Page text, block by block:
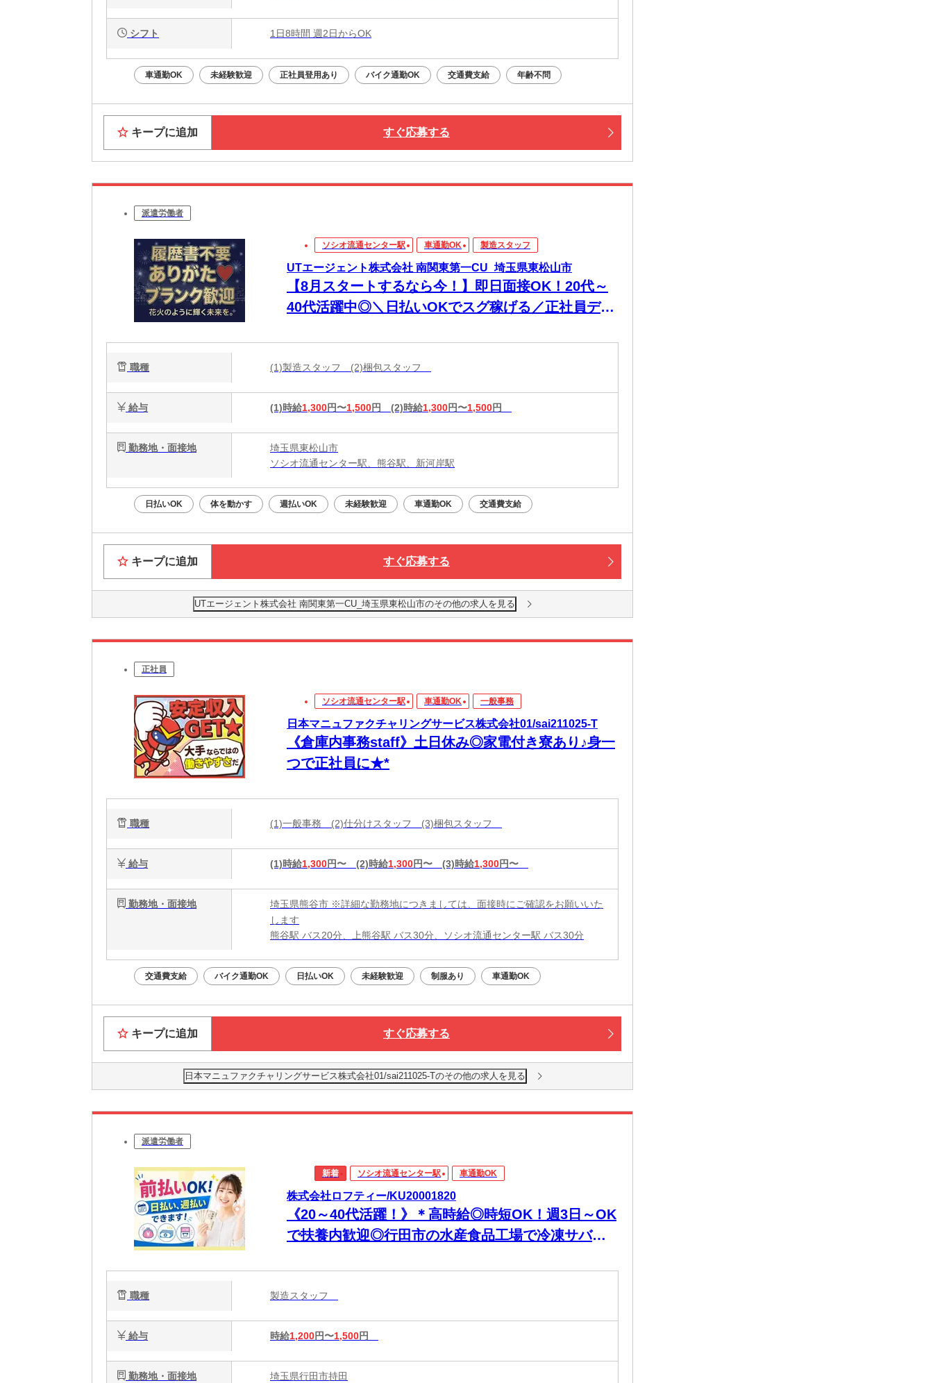
シフト 1日8時間 週2日からOK
車通勤OK 未経験歓迎 正社員登用あり バイク通勤OK 交通費支給 年齢不問
キープに追加 すぐ応募する
派遣労働者
ソシオ流通センター駅 車通勤OK 製造スタッフ
UTエージェント株式会社 南関東第一CU_埼玉県東松山市
【8月スタートするなら今！】即日面接OK！20代～
40代活躍中◎＼日払いOKでスグ稼げる／正社員デビ
職種 (1)製造スタッフ (2)梱包スタッフ
給与 (1)時給1,300円〜1,500円 (2)時給1,300円〜1,500円
勤務地・面接地
埼玉県東松山市
ソシオ流通センター駅、熊谷駅、新河岸駅
日払いOK 体を動かす 週払いOK 未経験歓迎 車通勤OK 交通費支給
キープに追加 すぐ応募する
UTエージェント株式会社 南関東第一CU_埼玉県東松山市のその他の求人を見る
正社員
ソシオ流通センター駅 車通勤OK 一般事務
日本マニュファクチャリングサービス株式会社01/sai211025-T
《倉庫内事務staff》土日休み◎家電付き寮あり♪身一
つで正社員に★*
職種 (1)一般事務 (2)仕分けスタッフ (3)梱包スタッフ
給与 (1)時給1,300円〜 (2)時給1,300円〜 (3)時給1,300円〜
勤務地・面接地
埼玉県熊谷市 ※詳細な勤務地につきましては、面接時にご確認をお願いいた
します
熊谷駅 バス20分、上熊谷駅 バス30分、ソシオ流通センター駅 バス30分
交通費支給 バイク通勤OK 日払いOK 未経験歓迎 制服あり 車通勤OK
キープに追加 すぐ応募する
日本マニュファクチャリングサービス株式会社01/sai211025-Tのその他の求人を見る
派遣労働者
新着 ソシオ流通センター駅 車通勤OK
株式会社ロフティー/KU20001820
《20～40代活躍！》＊高時給◎時短OK！週3日～OK
で扶養内歓迎◎行田市の水産食品工場で冷凍サバの
職種 製造スタッフ
給与 時給1,200円〜1,500円
勤務地・面接地 埼玉県行田市持田